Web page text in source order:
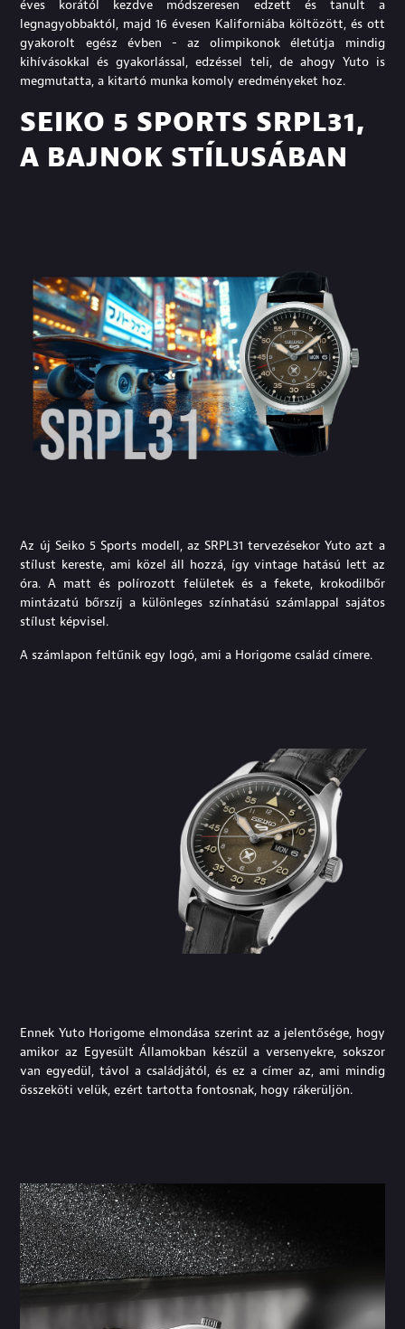
éves korától kezdve módszeresen edzett és tanult a
legnagyobbaktól, majd 16 évesen Kaliforniába költözött, és ott
gyakorolt egész évben - az olimpikonok életútja mindig
kihívásokkal és gyakorlással, edzéssel teli, de ahogy Yuto is
megmutatta, a kitartó munka komoly eredményeket hoz.
SEIKO 5 SPORTS SRPL31,
A BAJNOK STÍLUSÁBAN
Az új Seiko 5 Sports modell, az SRPL31 tervezésekor Yuto azt a
stílust kereste, ami közel áll hozzá, így vintage hatású lett az
óra. A matt és polírozott felületek és a fekete, krokodilbőr
mintázatú bőrszíj a különleges színhatású számlappal sajátos
stílust képvisel.
A számlapon feltűnik egy logó, ami a Horigome család címere.
Ennek Yuto Horigome elmondása szerint az a jelentősége, hogy
amikor az Egyesült Államokban készül a versenyekre, sokszor
van egyedül, távol a családjától, és ez a címer az, ami mindig
összeköti velük, ezért tartotta fontosnak, hogy rákerüljön.